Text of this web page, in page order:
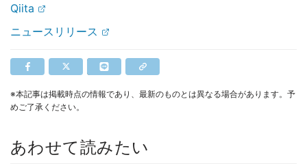
Qiita
ニュースリリース
※本記事は掲載時点の情報であり、最新のものとは異なる場合があります。予
めご了承ください。
あわせて読みたい